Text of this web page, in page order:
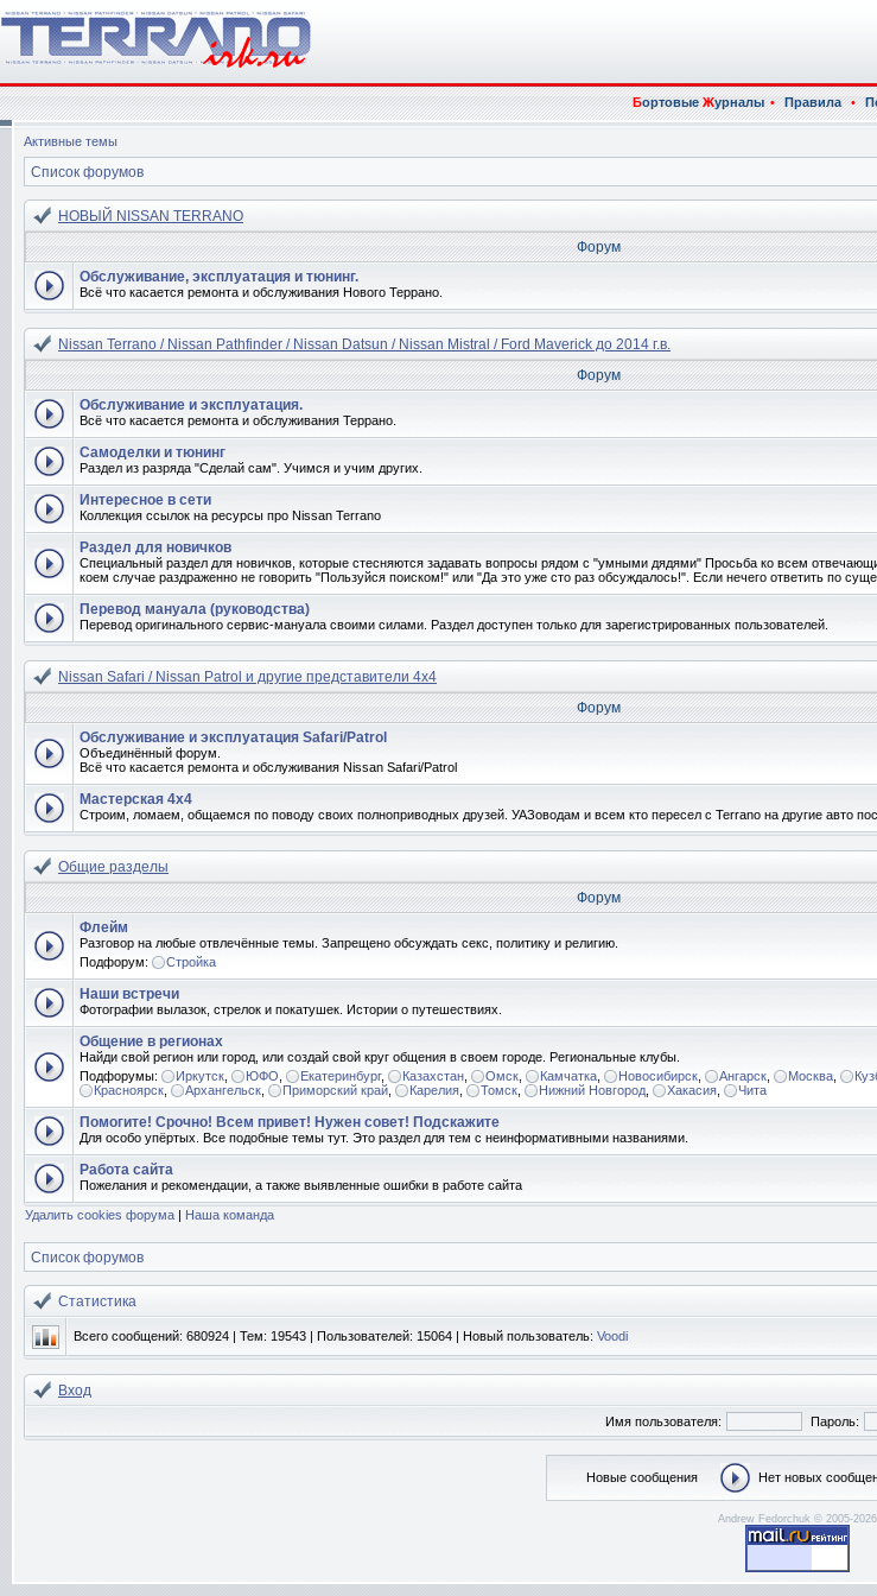
БортовыеЖурналы • Правила •
Активные темы
Список форумов
НОВЫЙ NISSAN TERRANO
Форум
Обслуживание, эксплуатация и тюнинг.
Всё что касается ремонта и обслуживания Нового Террано.
Nissan Terrano / Nissan Pathfinder / Nissan Datsun / Nissan Mistral / Ford Maverick до 2014 г.в.
Форум
Обслуживание и эксплуатация.
Всё что касается ремонта и обслуживания Террано.
Самоделки и тюнинг
Раздел из разряда "Сделай сам". Учимся и учим других.
Интересное в сети
Коллекция ссылок на ресурсы про Nissan Terrano
Раздел для новичков
Специальный раздел для новичков, которые стесняются задавать вопросы рядом с "умными дядями" Просьба ко всем
коем случае раздраженно не говорить "Пользуйся поиском!" или "Да это уже сто раз обсуждалось!". Если нечего ответить по
Перевод мануала (руководства)
Перевод оригинального сервис-мануала своими силами. Раздел доступен только для зарегистрированных пользователей.
Nissan Safari / Nissan Patrol и другие представители 4x4
Форум
Обслуживание и эксплуатация Safari/Patrol
Объединённый форум.
Всё что касается ремонта и обслуживания Nissan Safari/Patrol
Мастерская 4x4
Строим, ломаем, общаемся по поводу своих полноприводных друзей. УАЗоводам и всем кто пересел с Terrano на другие авто
Общие разделы
Форум
Флейм
Разговор на любые отвлечённые темы. Запрещено обсуждать секс, политику и религию.
Подфорум:
Стройка
Наши встречи
Фотографии вылазок, стрелок и покатушек. Истории о путешествиях.
Общение в регионах
Найди свой регион или город, или создай свой круг общения в своем городе. Региональные клубы.
Подфорумы:
Иркутск ЮФО Екатеринбург, Казахстан Омск Камчатка Новосибирск Ангарск Москва
Красноярск
Архангельск Приморский край Карелия Томск Нижний Новгород Хакасия Чита
Помогите! Срочно! Всем привет! Нужен совет! Подскажите
Для особо упёртых. Все подобные темы тут. Это раздел для тем с неинформативными названиями.
Работа сайта
Пожелания и рекомендации, а также выявленные ошибки в работе сайта
Удалить cookies форума | Наша команда
Список форумов
Статистика
Всего сообщений: 680924 | Тем: 19543 | Пользователей: 15064 | Новый пользователь: Voodi
Вход
Имя пользователя: Пароль:
Новые сообщения Нет новых
Andrew Fedorchuk © 2005-2026